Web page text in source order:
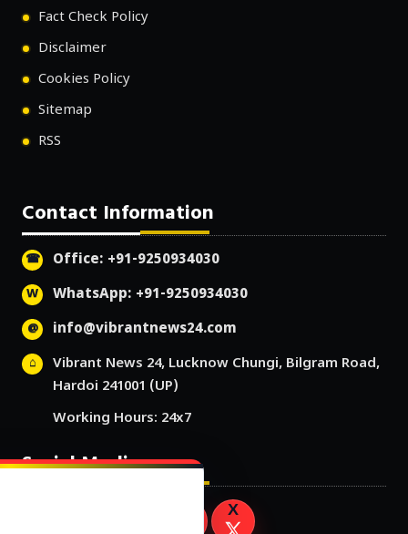
Fact Check Policy
Disclaimer
Cookies Policy
Sitemap
RSS
Contact Information
Office: +91-9250934030
WhatsApp: +91-9250934030
info@vibrantnews24.com
Vibrant News 24, Lucknow Chungi, Bilgram Road,
Hardoi 241001 (UP)
Working Hours: 24x7
Social Media